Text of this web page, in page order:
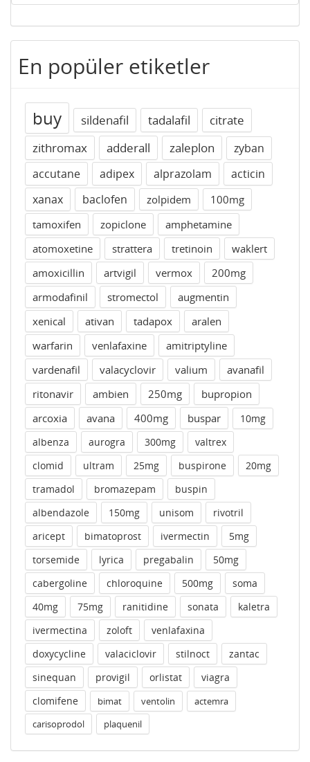
En popüler etiketler
buy sildenafil tadalafil
citrate
zithromax
adderall zaleplon
zyban
accutane
adipex alprazolam
acticin
xanax
baclofen zolpidem
100mg
tamoxifen
zopiclone
amphetamine
atomoxetine
strattera tretinoin
waklert
amoxicillin
artvigil vermox
200mg
armodafinil
stromectol
augmentin
xenical
ativan tadapox
aralen
warfarin
venlafaxine
amitriptyline
vardenafil
valacyclovir valium
avanafil
ritonavir
ambien 250mg
bupropion
arcoxia
avana 400mg buspar
10mg
albenza
aurogra 300mg
valtrex
clomid
ultram 25mg buspirone
20mg
tramadol
bromazepam
buspin
albendazole
150mg unisom
rivotril
aricept
bimatoprost ivermectin
5mg
torsemide
lyrica pregabalin
50mg
cabergoline
chloroquine 500mg
soma
40mg
75mg ranitidine sonata
kaletra
ivermectina
zoloft
venlafaxina
doxycycline
valaciclovir stilnoct
zantac
sinequan
provigil orlistat
viagra
clomifene
bimat ventolin
actemra
carisoprodol
plaquenil